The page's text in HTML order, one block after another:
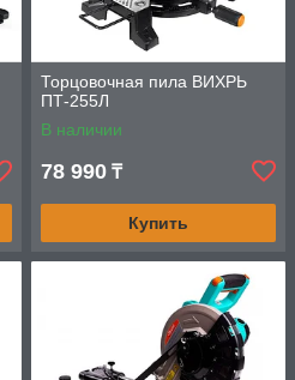
Торцовочная пила ВИХРЬ
ПТ-255Л
В наличии
78 990 ₸
Купить